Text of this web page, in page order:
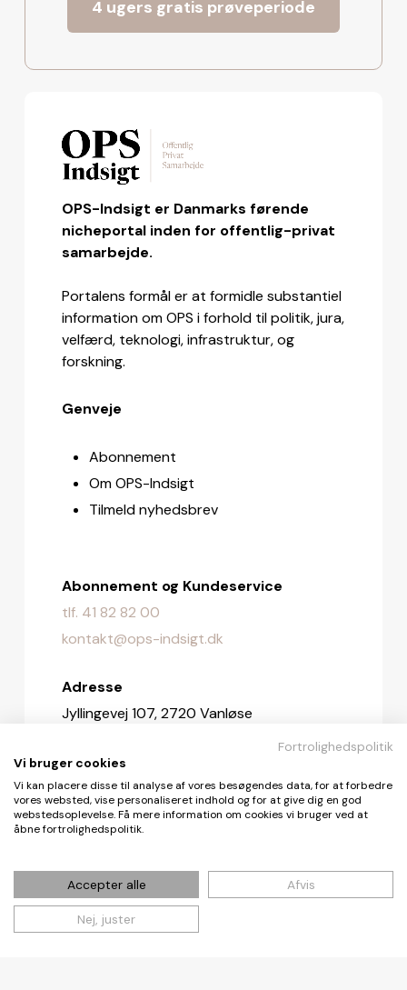
4 ugers gratis prøveperiode
OPS-Indsigt er Danmarks førende
nicheportal inden for offentlig-privat
samarbejde.
Portalens formål er at formidle substantiel
information om OPS i forhold til politik, jura,
velfærd, teknologi, infrastruktur, og
forskning.
Genveje
Abonnement
Om OPS-Indsigt
Tilmeld nyhedsbrev
Abonnement og Kundeservice
tlf. 41 82 82 00
kontakt@ops-indsigt.dk
Adresse
Jyllingevej 107, 2720 Vanløse
Redaktionen
redaktionen@ops-indsigt.dk
© De Fire Vinde ApS 2026
Fortrolighedspolitik
Vi bruger cookies
Vi kan placere disse til analyse af vores besøgendes data, for at forbedre
vores websted, vise personaliseret indhold og for at give dig en god
webstedsoplevelse. Få mere information om cookies vi bruger ved at
åbne fortrolighedspolitik.
Accepter alle Afvis
Nej, juster